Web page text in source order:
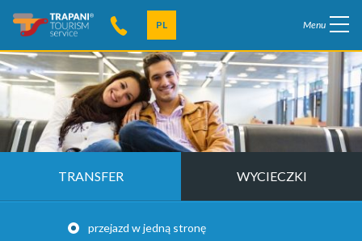
PL Menu
TRANSFER WYCIECZKI
przejazd w jedną stronę